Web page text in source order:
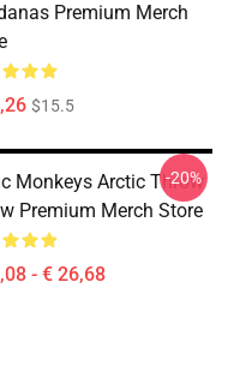
Premium Merch
$15.5
Monkeys Arctic Throw
Premium Merch Store
- € 26,68
-20%